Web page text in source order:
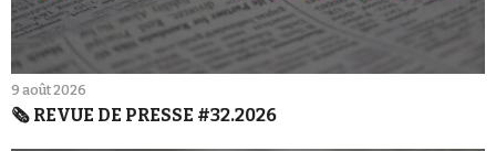
9 août 2026
🗞️ REVUE DE PRESSE #32.2026